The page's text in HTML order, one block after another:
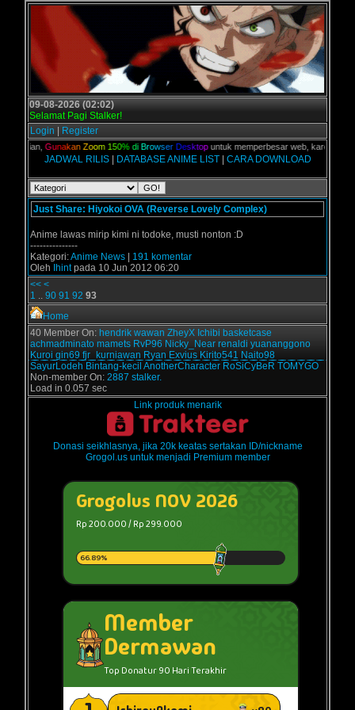
09-08-2026 (02:02)
Selamat Pagi Stalker!
Login
Register
kalian,Gunakan Z oom 1 50% di B rowser D esktopuntuk memperbesar web, karena
JADWAL RILIS| DATABASE ANIME LIST| CARA DOWNLOAD
Just Share: Hiyokoi OVA (Reverse Lovely Complex)
Anime lawas mirip kimi ni todoke, musti nonton :D
---------------
Kategori:Anime News
191 komentar
Oleh
Ihintpada 10 Jun 2012 06:20
<< <
1 .. 90 91 92 93
Home
40 Member On: hendrik wawan ZheyX Ichibi basketcase
achmadminato mamets RvP96 Nicky_Near renaldi yuananggono
Kuroi gin69 fjr_kurniawan Ryan Exvius Kirito541 Naito98
SayurLodeh Bintang-kecil AnotherCharacter RoSiCyBeR TOMYGO
Non-member On: 2887 stalker.
Load in 0.057 sec
Link produk menarik
Donasi seikhlasnya, jika 20k keatas sertakan ID/nickname
Grogol.us untuk menjadi Premium member